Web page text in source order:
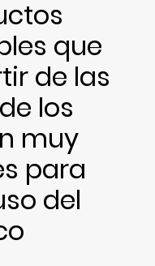
que
de las
los
muy
para
del